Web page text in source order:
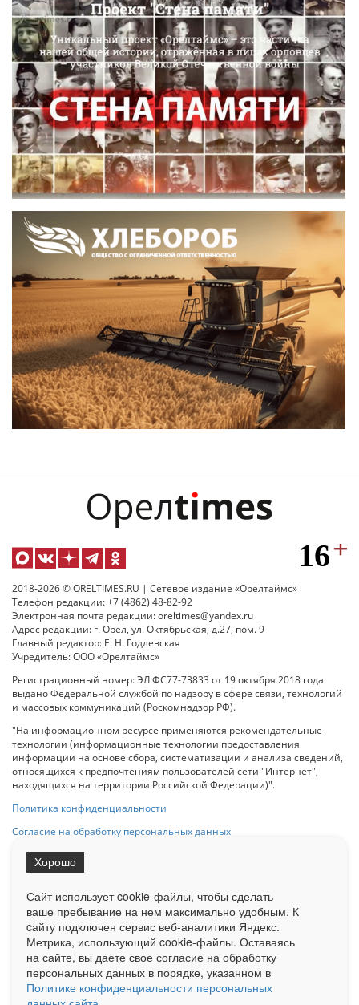
2018-2026 © ORELTIMES.RU | Сетевое издание «Орелтаймс»
Телефон редакции: +7 (4862) 48-82-92
Электронная почта редакции: oreltimes@yandex.ru
Адрес редакции: г. Орел, ул. Октябрьская, д.27, пом. 9
Главный редактор: Е. Н. Годлевская
Учредитель: ООО «Орелтаймс»
Регистрационный номер: ЭЛ ФС77-73833 от 19 октября 2018 года
выдано Федеральной службой по надзору в сфере связи, технологий
и массовых коммуникаций (Роскомнадзор РФ).
"На информационном ресурсе применяются рекомендательные
технологии (информационные технологии предоставления
информации на основе сбора, систематизации и анализа сведений,
относящихся к предпочтениям пользователей сети "Интернет",
находящихся на территории Российской Федерации)".
Политика конфиденциальности
Согласие на обработку персональных данных
на Сетевое издание «ОрелТаймс» обязательна.
Ограниченная статистика посещаемости доступна на сайте
Liveinternet.ru . Подробная статистика для рекламодателей по запросу
у менеджера.
Реклама Документы О нас Контакты
Сайт использует cookie-файлы, чтобы сделать
ваше пребывание на нем максимально удобным. К
cайту подключен сервис веб-аналитики Яндекс.
Метрика, использующий cookie-файлы. Оставаясь
на сайте, вы даете свое согласие на обработку
персональных данных в порядке, указанном в
Политике конфиденциальности персональных
Хорошо